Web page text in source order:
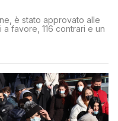
è stato approvato alle
favore, 116 contrari e un